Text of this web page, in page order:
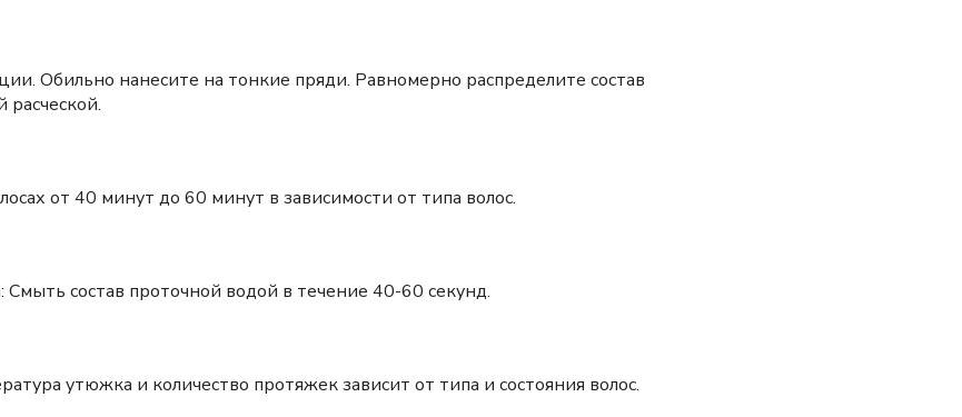
Обильно нанесите на тонкие пряди. Равномерно распределите состав
расческой.
от 40 минут до 60 минут в зависимости от типа волос.
Смыть состав проточной водой в течение 40-60 секунд.
утюжка и количество протяжек зависит от типа и состояния волос.